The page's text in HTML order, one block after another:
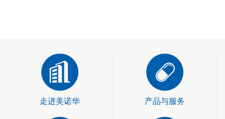
走进美诺华 产品与服务